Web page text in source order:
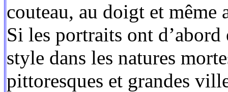
couteau, au doigt et même
Si les portraits ont
style dans les natures
pittoresques et grandes